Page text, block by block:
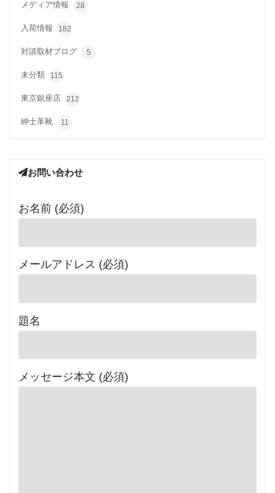
メディア情報 28
入荷情報 182
対談取材ブログ 5
未分類 115
東京銀座店 212
紳士革靴 11
お問い合わせ
お名前 (必須)
メールアドレス (必須)
題名
メッセージ本文 (必須)